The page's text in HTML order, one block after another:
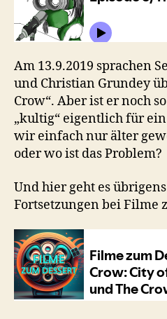
Am 13.9.2019 sprachen
und Christian Grundey
Crow“. Aber ist er noch
„kultig“ eigentlich für
wir einfach nur älter
oder wo ist das Problem?
Und hier geht es
Fortsetzungen bei Filme